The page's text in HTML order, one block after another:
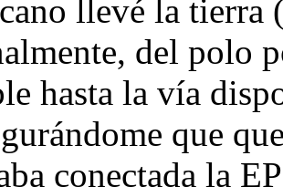
llevé la
del polo
hasta la vía
que
conectada la